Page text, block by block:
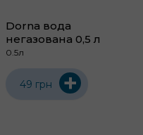
Dorna вода
негазована 0,5 л
0.5л
49 грн +